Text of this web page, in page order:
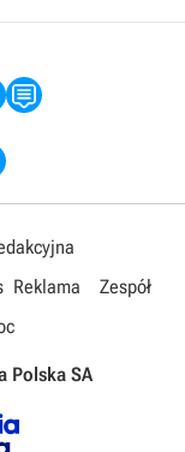
Reklama
Zespół
Polska SA